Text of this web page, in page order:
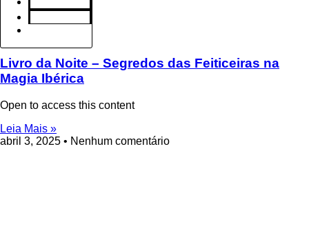
Livro da Noite – Segredos das Feiticeiras na
Magia Ibérica
Open to access this content
Leia Mais »
abril 3, 2025
Nenhum comentário